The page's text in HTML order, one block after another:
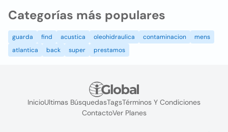
Categorías más populares
guarda find acustica oleohidraulica contaminacion
mens
atlantica
back super prestamos
InicioUltimas BúsquedasTagsTérminos Y Condiciones
ContactoVer Planes